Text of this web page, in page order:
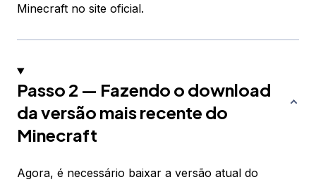
Minecraft no site oficial.
Passo 2 — Fazendo o download
da versão mais recente do
Minecraft
Agora, é necessário baixar a versão atual do